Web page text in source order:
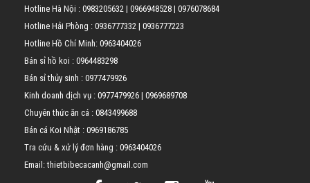
Hotline Hà Nội : 0983205632 | 0966948528 | 0976078684
Hotline Hải Phòng : 0936777332 | 0936777223
Hotline Hồ Chí Minh: 0963404026
Bán sỉ hồ koi : 0964483298
Bán sỉ thủy sinh : 0977479926
Kinh doanh dịch vụ : 0977479926 | 0969689708
Chuyên thức ăn cá : 0843499688
Bán cá Koi Nhật : 0969186785
Tra cứu & xử lý đơn hàng : 0963404026
Email: thietbibecacanh@gmail.com